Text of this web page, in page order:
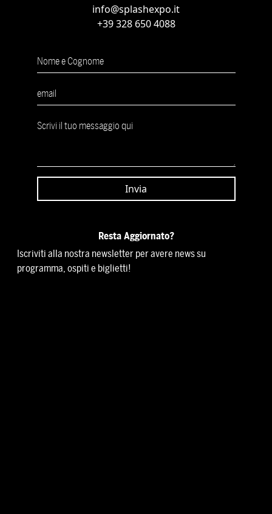
info@splashexpo.it
+39 328 650 4088
Resta Aggiornato?
Iscriviti alla nostra newsletter per avere news su
programma, ospiti e biglietti!